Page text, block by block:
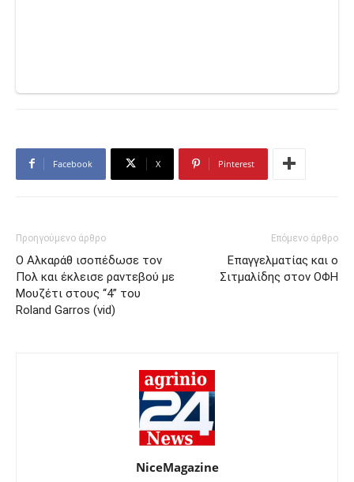
Facebook X Pinterest
Προηγούμενο άρθρο
Ο Αλκαράθ ισοπέδωσε τον
Πολ και έκλεισε ραντεβού με
Μουζέτι στους “4” του
Roland Garros (vid)
Επόμενο άρθρο
Επαγγελματίας και ο
Σιτμαλίδης στον ΟΦΗ
NiceMagazine